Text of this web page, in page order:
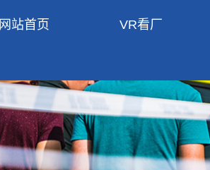
网站首页 VR看厂